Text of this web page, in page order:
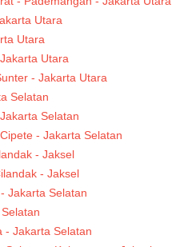
Utara
Utara
Utara
- Jakarta Utara
Selatan
Selatan
- Jakarta Selatan
- Jaksel
- Jaksel
Jakarta Selatan
- Jakarta Selatan